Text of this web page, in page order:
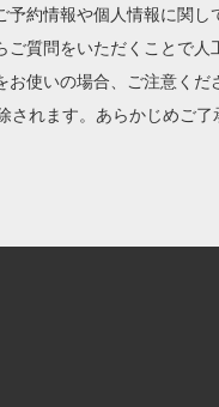
約情報や個人情報に関し
質問をいただくことで人
使いの場合、ご注意くだ
れます。あらかじめご了